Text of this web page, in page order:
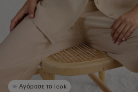
Αγόρασε το look